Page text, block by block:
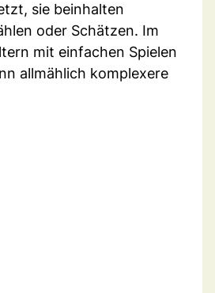
sie beinhalten
oder Schätzen. Im
mit einfachen Spielen
allmählich komplexere